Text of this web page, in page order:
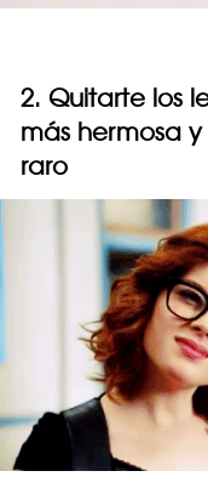
2. Quitarte los
más hermosa
raro